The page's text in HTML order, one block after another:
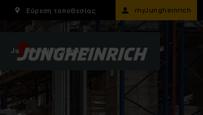
Εύρεση τοποθεσίας myJungheinrich
Jungheinrich Shop